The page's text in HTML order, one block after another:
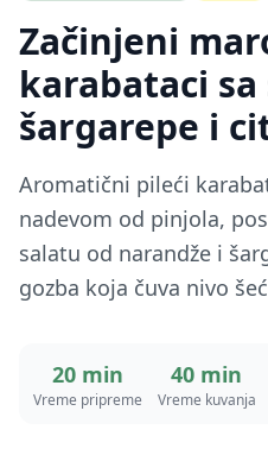
Začinjeni
karabataci
šargarepe i
Aromatični pileći
nadevom od pinjola,
salatu od narandže i
gozba koja čuva nivo
20 min
Vreme pripreme
40 min
Vreme kuvanja